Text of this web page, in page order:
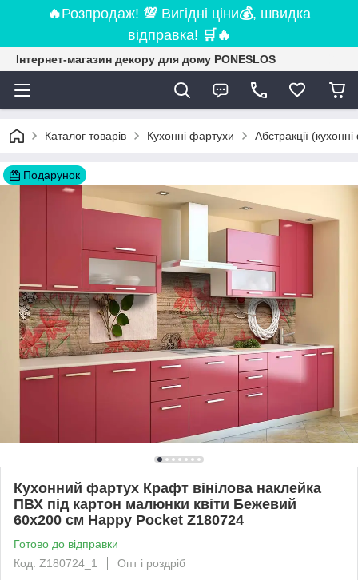
🔥Розпродаж! 💯 Вигідні ціни💰, швидка
відправка! 🛒 🔥
Інтернет-магазин декору для дому PONESLOS
Каталог товарів Кухонні фартухи Абстракції
Подарунок
Кухонний фартух Крафт вінілова наклейка
ПВХ під картон малюнки квіти Бежевий
60х200 см Happy Pocket Z180724
Готово до відправки
Код: Z180724_1
Опт і роздріб